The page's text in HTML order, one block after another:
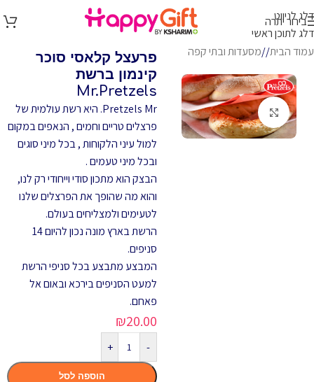
דלג לניווט
דלג לתוכן ראשי
בירור יתרה
עמוד הבית/ מסעדות ובתי קפה
לחץ להגדלה
פרעצל קלאסי סוכר
קינמון ברשת
Mr.Pretzels
Pretzels Mr. היא רשת עולמית של
פרצלים טריים וחמים , הנאפים במקום
למול עיני הלקוחות , בכל מיני סוגים
ובכל מיני טעמים .
הבצק הוא מתכון סודי וייחודי רק לנו,
והוא מה שהופך את הפרצלים שלנו
לטעימים ולמצליחים בעולם.
הרשת בארץ מונה נכון להיום 14
סניפים.
המבצע מתבצע בכל סניפי הרשת
למעט הסניפים בירכא ובאום אל
פאחם.
₪20.00
-
+
הוספה לסל